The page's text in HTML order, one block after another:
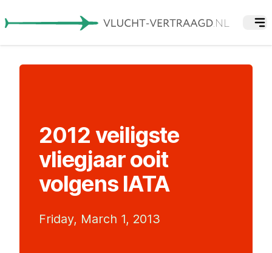
2012 veiligste
vliegjaar ooit
volgens IATA
Friday, March 1, 2013